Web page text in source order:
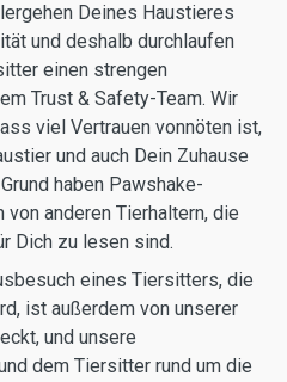
Deines Haustieres
und deshalb durchlaufen
einen strengen
Trust & Safety-Team. Wir
viel Vertrauen vonnöten ist,
und auch Dein Zuhause
haben Pawshake-
anderen Tierhaltern, die
Dich zu lesen sind.
eines Tiersitters, die
ist außerdem von unserer
und unsere
dem Tiersitter rund um die